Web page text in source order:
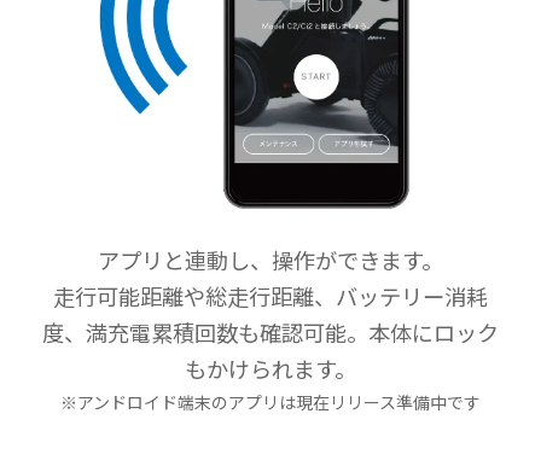
アプリと連動し、操作ができます。
走行可能距離や総走行距離、バッテリー消耗
度、 満充電累積回数も確認可能。本体にロック
もかけられます。
※アンドロイド端末のアプリは現在リリース準備中です